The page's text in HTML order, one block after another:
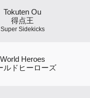
Tokuten Ou
得点王
Super Sidekicks
World Heroes
ルドヒーローズ